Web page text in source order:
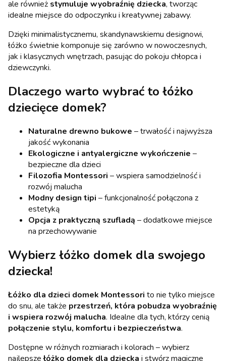
ale również stymuluje wyobraźnię dziecka, tworząc
idealne miejsce do odpoczynku i kreatywnej zabawy.
Dzięki minimalistycznemu, skandynawskiemu designowi,
łóżko świetnie komponuje się zarówno w nowoczesnych,
jak i klasycznych wnętrzach, pasując do pokoju chłopca i
dziewczynki.
Dlaczego warto wybrać to łóżko
dziecięce domek?
Naturalne drewno bukowe – trwałość i najwyższa
jakość wykonania
Ekologiczne i antyalergiczne wykończenie –
bezpieczne dla dzieci
Filozofia Montessori – wspiera samodzielność i
rozwój malucha
Modny design tipi – funkcjonalność połączona z
estetyką
Opcja z praktyczną szufladą – dodatkowe miejsce
na przechowywanie
Wybierz łóżko domek dla swojego
dziecka!
Łóżko dla dzieci domek Montessori to nie tylko miejsce
do snu, ale także przestrzeń, która pobudza wyobraźnię
i wspiera rozwój malucha. Idealne dla tych, którzy cenią
połączenie stylu, komfortu i bezpieczeństwa.
Dostępne w różnych rozmiarach i kolorach – wybierz
najlepszełóżko domek dla dziecka i stwórz magiczne